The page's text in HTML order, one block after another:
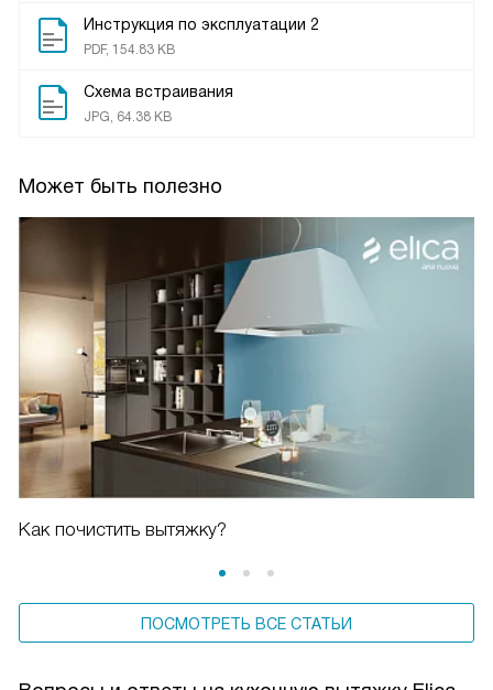
Инструкция по эксплуатации 2
PDF, 154.83 KB
Схема встраивания
JPG, 64.38 KB
Может быть полезно
Как почистить вытяжку?
ПОСМОТРЕТЬ ВСЕ СТАТЬИ